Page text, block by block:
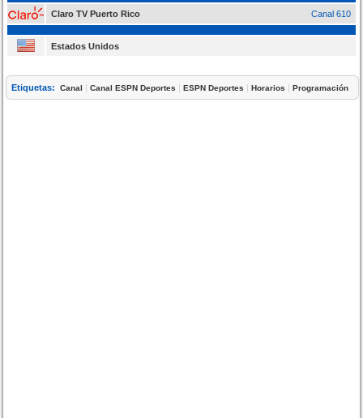
Claro TV Puerto Rico Canal 610
Estados Unidos
Etiquetas: Canal |Canal ESPN Deportes |ESPN Deportes |Horarios |Programación